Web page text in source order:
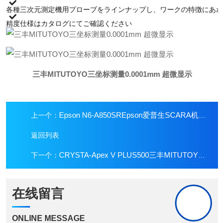
各種三次元測定機用プローブをラインナップし、ワークの特徴にあ
精度仕様はカタログにてご確認ください
三丰MITUTOYO三坐标测量0.0001mm 超微显示
上一个： Epson N6-A850SREpson爱普生SCARA机器臂6kg负载精准搬运
返回列表
下一个： CRYSTA-Apex V PLUS500三丰MITUTOYO三坐标测量：高速、高精度
在线留言
ONLINE MESSAGE